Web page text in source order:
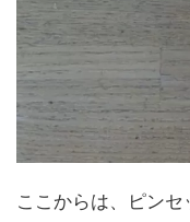
ここからは、ピン